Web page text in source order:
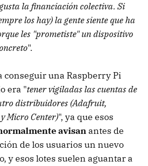
la financiación colectiva. Si
los hay) la gente siente que ha
les "prometiste" un dispositivo
".
conseguir una Raspberry Pi
era "tener vigiladas las cuentas de
distribuidores (Adafruit,
Micro Center)", ya que esos
avisan antes de
de los usuarios un nuevo
y esos lotes suelen aguantar a